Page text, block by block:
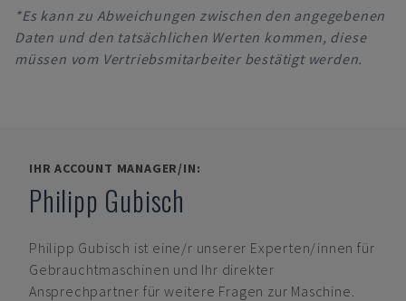
*Es kann zu Abweichungen zwischen den angegebenen
Daten und den tatsächlichen Werten kommen, diese
müssen vom Vertriebsmitarbeiter bestätigt werden.
IHR ACCOUNT MANAGER/IN:
Philipp Gubisch
Philipp Gubisch ist eine/r unserer Experten/innen für
Gebrauchtmaschinen und Ihr direkter
Ansprechpartner für weitere Fragen zur Maschine.